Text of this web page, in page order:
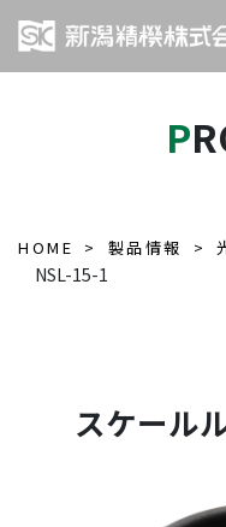
HOME 製品情報
NSL-15-1
スケール